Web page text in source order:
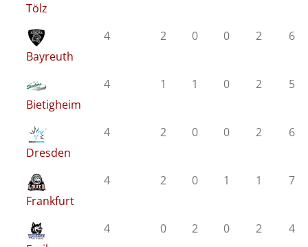
Tölz
Bayreuth
4 2 0 0 2 6
Bietigheim
4 1 1 0 2 5
Dresden
4 2 0 0 2 6
Frankfurt
4 2 0 1 1 7
4 0 2 0 2 4